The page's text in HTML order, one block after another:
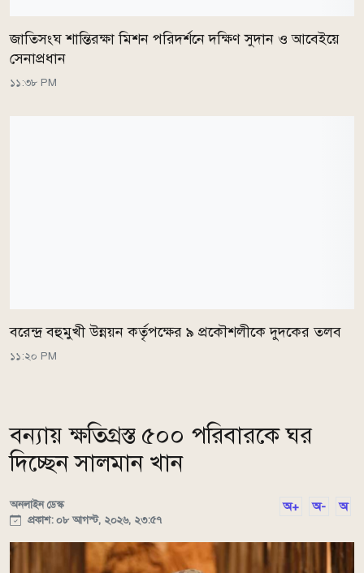
জাতিসংঘ শান্তিরক্ষা মিশন পরিদর্শনে দক্ষিণ সুদান ও আবেইয়ে
সেনাপ্রধান
১১:৩৮ PM
বরেন্দ্র বহুমুখী উন্নয়ন কর্তৃপক্ষের ৯ প্রকৌশলীকে দুদকের তলব
১১:২০ PM
বন্যায় ক্ষতিগ্রস্ত ৫০০ পরিবারকে ঘর
দিচ্ছেন সালমান খান
অনলাইন ডেস্ক
প্রকাশ: ০৮ আগস্ট, ২০২৬, ২৩:৫৭
অ+ অ- অ